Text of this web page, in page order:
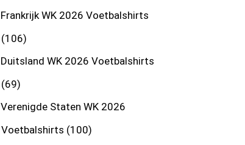
Frankrijk WK 2026 Voetbalshirts
106
Duitsland WK 2026 Voetbalshirts
69
Verenigde Staten WK 2026
Voetbalshirts 100